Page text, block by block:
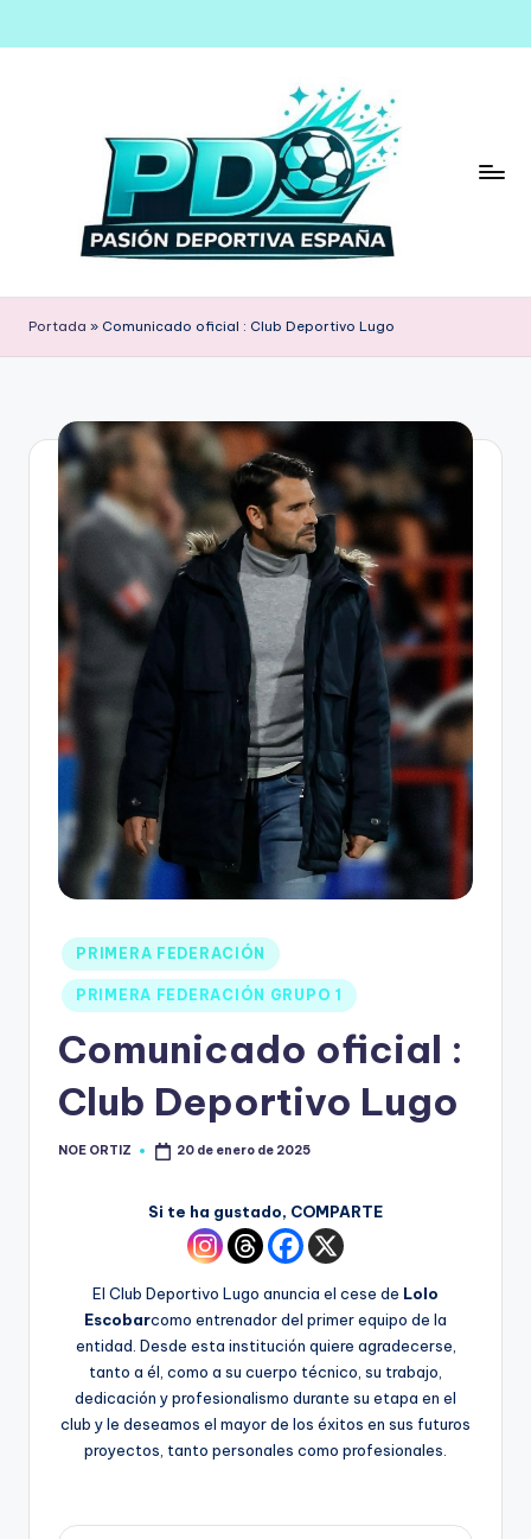
Saltar
Portada » Comunicado oficial : Club Deportivo Lugo
PRIMERA FEDERACIÓN
PRIMERA FEDERACIÓN GRUPO 1
Comunicado oficial :
Club Deportivo Lugo
NOE ORTIZ 20 de enero de 2025
Si te ha gustado, COMPARTE
El Club Deportivo Lugo anuncia el cese de Lolo
Escobarcomo entrenador del primer equipo de la
entidad. Desde esta institución quiere agradecerse,
tanto a él, como a su cuerpo técnico, su trabajo,
dedicación y profesionalismo durante su etapa en el
club y le deseamos el mayor de los éxitos en sus futuros
proyectos, tanto personales como profesionales.